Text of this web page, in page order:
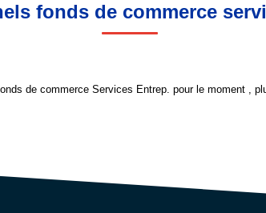
fonds de commerce
de commerce Services Entrep. pour le moment ,